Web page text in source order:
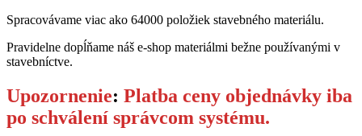
Spracovávame viac ako 64000 položiek stavebného materiálu.
Pravidelne dopĺňame náš e-shop materiálmi bežne používanými v
stavebníctve.
Upozornenie: Platba ceny objednávky iba
po schválení správcom systému.